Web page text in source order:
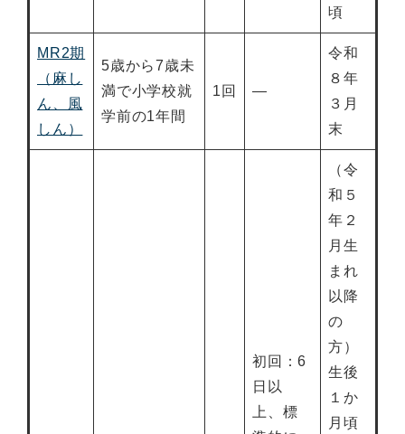
頃
MR2期
（麻し
ん、風
しん）
5歳から7歳未
満で小学校就
学前の1年間
1回 ―
令和
８年
３月
末
初回：6
日以
上、標
（令
和５
年２
月生
まれ
以降
の
方）
生後
１か
月頃